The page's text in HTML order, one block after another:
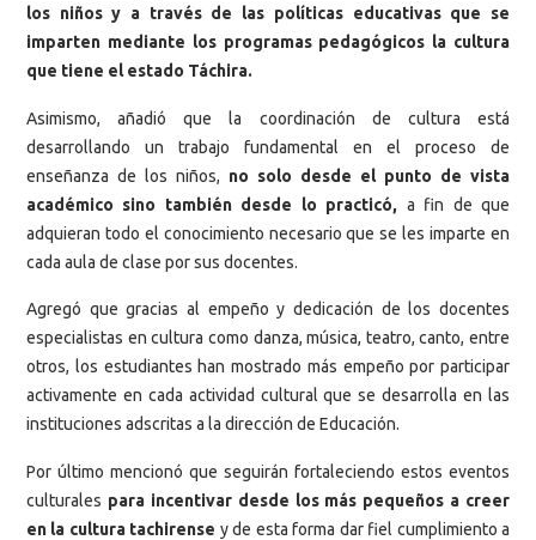
los niños y a través de las políticas educativas que se
imparten mediante los programas pedagógicos la cultura
que tiene el estado Táchira.
Asimismo, añadió que la coordinación de cultura está
desarrollando un trabajo fundamental en el proceso de
enseñanza de los niños, no solo desde el punto de vista
académico sino también desde lo practicó, a fin de que
adquieran todo el conocimiento necesario que se les imparte en
cada aula de clase por sus docentes.
Agregó que gracias al empeño y dedicación de los docentes
especialistas en cultura como danza, música, teatro, canto, entre
otros, los estudiantes han mostrado más empeño por participar
activamente en cada actividad cultural que se desarrolla en las
instituciones adscritas a la dirección de Educación.
Por último mencionó que seguirán fortaleciendo estos eventos
culturales para incentivar desde los más pequeños a creer
en la cultura tachirense y de esta forma dar fiel cumplimiento a